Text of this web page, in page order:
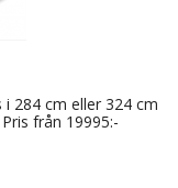
i 284 cm eller 324 cm
från 19995:-